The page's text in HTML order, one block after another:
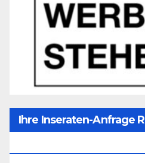
Ihre Inseraten-Anfrage